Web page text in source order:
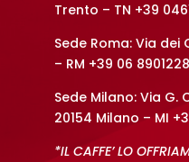
Trento – TN +39
Sede Roma: Via dei
– RM +39 06
Sede Milano: Via G.
20154 Milano – MI
*IL CAFFE’ LO